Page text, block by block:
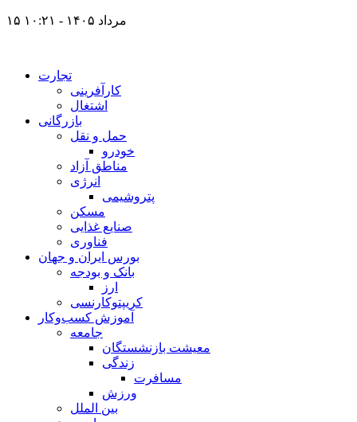
۱۵ مرداد ۱۴۰۵ - ۱۰:۲۱
تجارت
کارآفرینی
اشتغال
بازرگانی
حمل و نقل
خودرو
مناطق آزاد
انرژی
پتروشیمی
مسکن
صنایع غذایی
فناوری
بورس ایران و جهان
بانک و بودجه
ارز
کریپتوکارنسی
آموزش کسب‌وکار
جامعه
معیشت بازنشستگان
زندگی
مسافرت
ورزش
بین الملل